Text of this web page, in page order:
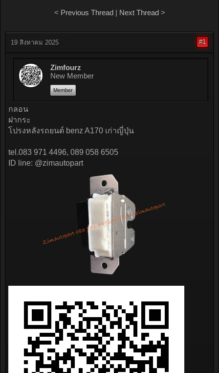
< Previous Thread| Next Thread>
19 สิงหาคม 2025 #1
Zimfourz
New Member
Member
กลอน
ฝากระ
โปรงหลังรถยนต์ benz A170 เก่าญี่ปุ่น
tel.083 971 4496, 089 058 6505
ID line: @zimautopart